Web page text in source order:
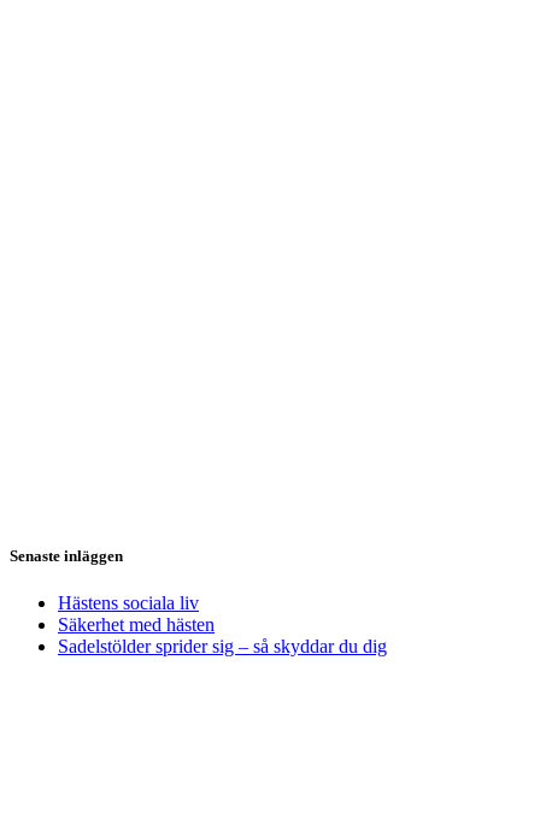
Senaste inläggen
Hästens sociala liv
Säkerhet med hästen
Sadelstölder sprider sig – så skyddar du dig